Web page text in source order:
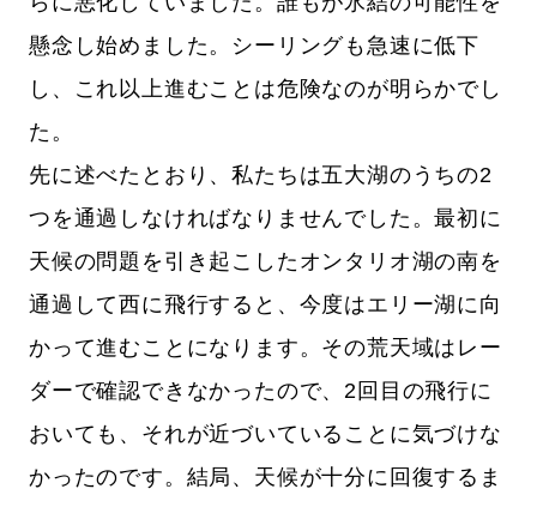
懸念し始めました。シーリングも急速に低下
し、これ以上進むことは危険なのが明らかでし
た。
先に述べたとおり、私たちは五大湖のうちの2
つを通過しなければなりませんでした。最初に
天候の問題を引き起こしたオンタリオ湖の南を
通過して西に飛行すると、今度はエリー湖に向
かって進むことになります。その荒天域はレー
ダーで確認できなかったので、2回目の飛行に
おいても、それが近づいていることに気づけな
かったのです。結局、天候が十分に回復するま